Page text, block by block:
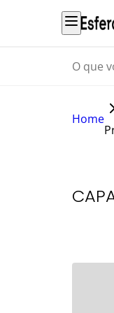
O que
Home